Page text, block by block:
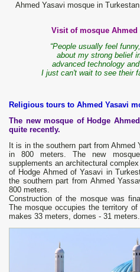
Ahmed Yasavi mosque in Turkestan
Visit of mosque Ahmed
“People usually feel
about my strong belief
advanced technology
I just can't wait to see their
Religious tours to Ahmed Yasavi
The new mosque of Hodge
quite recently.
It is in the southern part from
in 800 meters. The new
supplements an architectural
of Hodge Ahmed of Yasavi in
the southern part from Ahmed
800 meters.
Construction of the mosque was
The mosque occupies the territory
makes 33 meters, domes - 31 meters.